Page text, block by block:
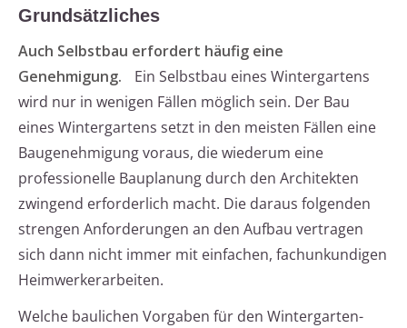
Grundsätzliches
Auch Selbstbau erfordert häufig eine
Genehmigung.
Ein Selbstbau eines Wintergartens
wird nur in wenigen Fällen möglich sein. Der Bau
eines Wintergartens setzt in den meisten Fällen eine
Baugenehmigung voraus, die wiederum eine
professionelle Bauplanung durch den Architekten
zwingend erforderlich macht. Die daraus folgenden
strengen Anforderungen an den Aufbau vertragen
sich dann nicht immer mit einfachen, fachunkundigen
Heimwerkerarbeiten.
Welche baulichen Vorgaben für den Wintergarten-